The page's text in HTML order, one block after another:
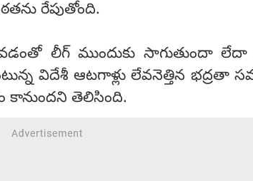
రేపుతోంది.
లీగ్ ముందుకు సాగుతుందా
విదేశీ ఆటగాళ్లు లేవనెత్తిన భద్రతా
కానుందని తెలిసింది.